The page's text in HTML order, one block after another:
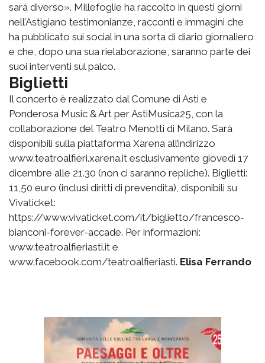
sarà diverso». Millefoglie ha raccolto in questi giorni
nell’Astigiano testimonianze, racconti e immagini che
ha pubblicato sui social in una sorta di diario giornaliero
e che, dopo una sua rielaborazione, saranno parte dei
suoi interventi sul palco.
Biglietti
Il concerto è realizzato dal Comune di Asti e
Ponderosa Music & Art per AstiMusica25, con la
collaborazione del Teatro Menotti di Milano. Sarà
disponibili sulla piattaforma Xarena all’indirizzo
www.teatroalfieri.xarena.it esclusivamente giovedì 17
dicembre alle 21.30 (non ci saranno repliche). Biglietti:
11,50 euro (inclusi diritti di prevendita), disponibili su
Vivaticket:
https://www.vivaticket.com/it/biglietto/francesco-
bianconi-forever-accade. Per informazioni:
www.teatroalfieriasti.it e
www.facebook.com/teatroalfieriasti. Elisa Ferrando